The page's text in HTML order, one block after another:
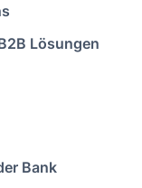
Lösungen
Bank